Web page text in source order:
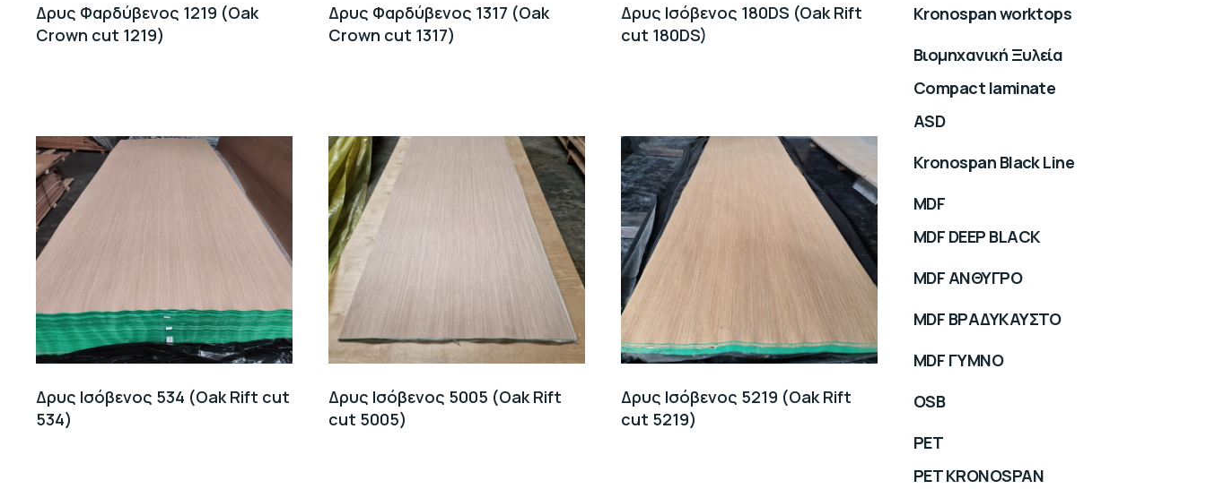
Δρυς Φαρδύβενος 1219 (Oak
Crown cut 1219)
Δρυς Φαρδύβενος 1317 (Oak
Crown cut 1317)
Δρυς Ισόβενος 180DS (Oak Rift
cut 180DS)
Δρυς Ισόβενος 534 (Oak Rift cut
534)
Δρυς Ισόβενος 5005 (Oak Rift
cut 5005)
Δρυς Ισόβενος 5219 (Oak Rift
cut 5219)
Kronospan worktops
Βιομηχανική Ξυλεία
Compact laminate
ASD
Kronospan Black Line
MDF
MDF DEEP BLACK
MDF ΑΝΘΥΓΡΟ
MDF ΒΡΑΔΥΚΑΥΣΤΟ
MDF ΓΥΜΝΟ
OSB
PET
PET KRONOSPAN